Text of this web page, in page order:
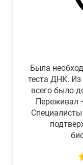
Была
теста ДНК. Из
всего было
Переживал